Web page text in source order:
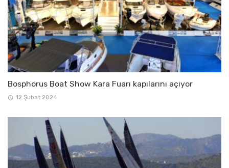
Bosphorus Boat Show Kara Fuarı kapılarını açıyor
12 Şubat 2024